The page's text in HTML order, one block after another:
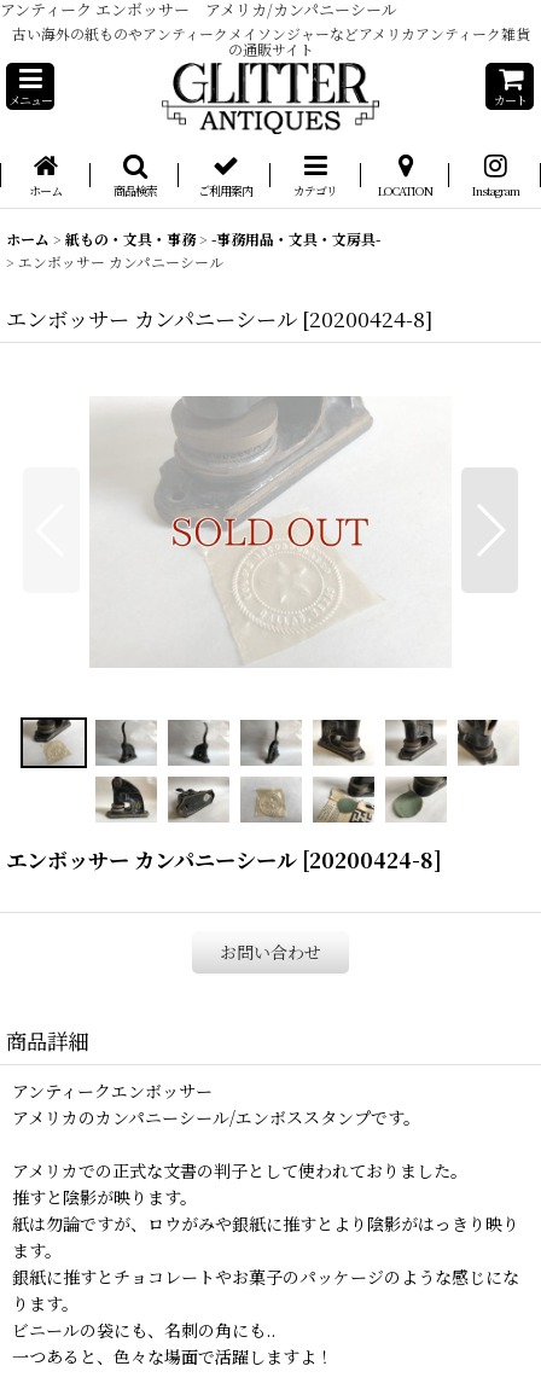
アンティーク エンボッサー アメリカ/カンパニーシール
古い海外の紙ものやアンティークメイソンジャーなどアメリカアンティーク雑貨
の通販サイト
メニュー カート
ホーム 商品検索 ご利用案内 カテゴリ LOCATION Instagram
ホーム > 紙もの・文具・事務> -事務用品・文具・文房具-
> エンボッサー カンパニーシール
エンボッサー カンパニーシール [20200424-8]
エンボッサー カンパニーシール [20200424-8]
お問い合わせ
商品詳細
アンティークエンボッサー
アメリカのカンパニーシール/エンボススタンプです。
アメリカでの正式な文書の判子として使われておりました。
推すと陰影が映ります。
紙は勿論ですが、ロウがみや銀紙に推すとより陰影がはっきり映り
ます。
銀紙に推すとチョコレートやお菓子のパッケージのような感じにな
ります。
ビニールの袋にも、名刺の角にも..
一つあると、色々な場面で活躍しますよ！